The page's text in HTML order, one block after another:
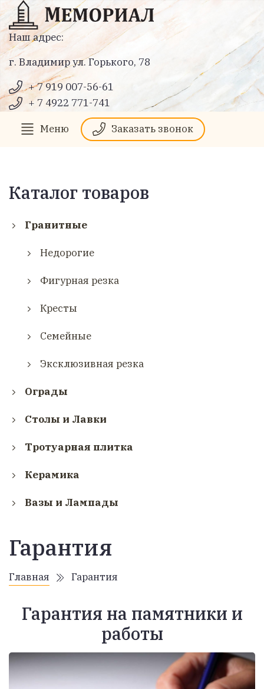
Наш адрес:
г. Владимир ул. Горького, 78
+ 7 919 007-56-61
+ 7 4922 771-741
Меню
Заказать звонок
Каталог товаров
Гранитные
Недорогие
Фигурная резка
Кресты
Семейные
Эксклюзивная резка
Ограды
Столы и Лавки
Тротуарная плитка
Керамика
Вазы и Лампады
Гарантия
Главная Гарантия
Гарантия на памятники и
работы